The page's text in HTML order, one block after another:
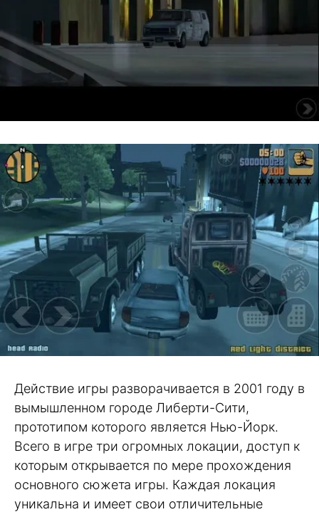
Действие игры разворачивается в 2001 году в
вымышленном городе Либерти-Сити,
прототипом которого является Нью-Йорк.
Всего в игре три огромных локации, доступ к
которым открывается по мере прохождения
основного сюжета игры. Каждая локация
уникальна и имеет свои отличительные